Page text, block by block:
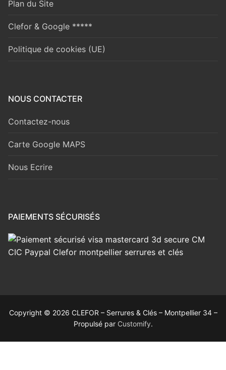
Plan du Site
Clefor & Google *****
Politique de cookies (UE)
NOUS CONTACTER
Contactez-nous
Carte Google MAPS
Nous Ecrire
PAIEMENTS SÉCURISÉS
Copyright © 2026 CLEFOR – Serrures & Clés – Montpellier 34 –
Propulsé par Customify.